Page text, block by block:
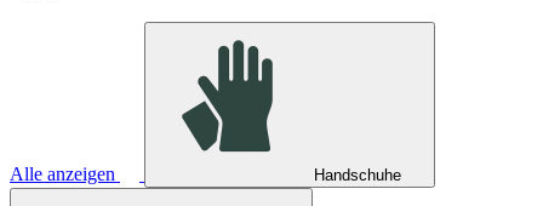
Alle anzeigen Handschuhe